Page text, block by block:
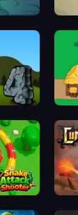
Bloons Tower Defense 4 Expansion Age